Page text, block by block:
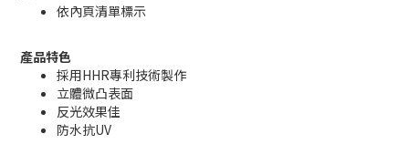
依內頁清單標示
產品特色
採用HHR專利技術製作
立體微凸表面
反光效果佳
防水抗UV